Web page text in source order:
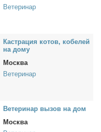
Ветеринар
Ка­стра­ция ко­тов, ко­бе­лей
на до­му
Москва
Ветеринар
Ве­те­ри­нар вы­зов на дом
Москва